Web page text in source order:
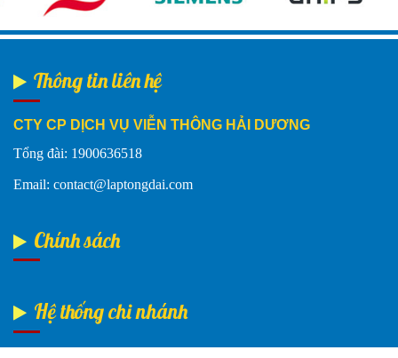
Thông tin liên hệ
CTY CP DỊCH VỤ VIỄN THÔNG HẢI DƯƠNG
Tổng đài: 1900636518
Email: contact@laptongdai.com
Chính sách
Hệ thống chi nhánh